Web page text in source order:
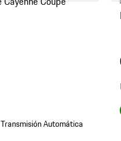
Transmisión Automática